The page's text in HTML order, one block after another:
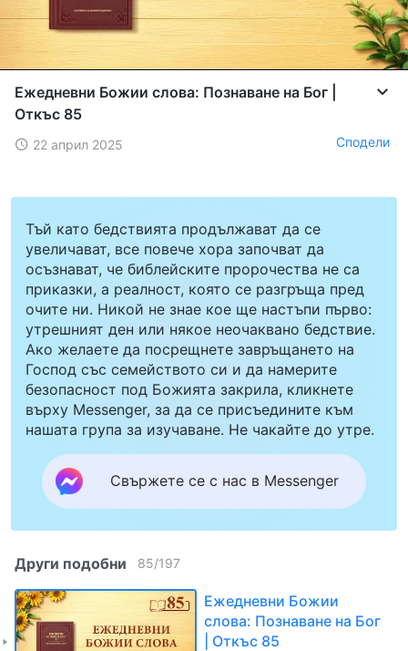
Ежедневни Божии слова: Познаване на Бог |
Откъс 85
22 април 2025 Сподели
Тъй като бедствията продължават да се
увеличават, все повече хора започват да
осъзнават, че библейските пророчества не са
приказки, а реалност, която се разгръща пред
очите ни. Никой не знае кое ще настъпи първо:
утрешният ден или някое неочаквано бедствие.
Ако желаете да посрещнете завръщането на
Господ със семейството си и да намерите
безопасност под Божията закрила, кликнете
върху Messenger, за да се присъедините към
нашата група за изучаване. Не чакайте до утре.
Свържете се с нас в Messenger
Други подобни 85/197
Ежедневни Божии
слова: Познаване на Бог
| Откъс 85